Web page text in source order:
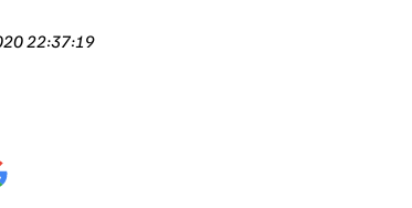
22:37:19